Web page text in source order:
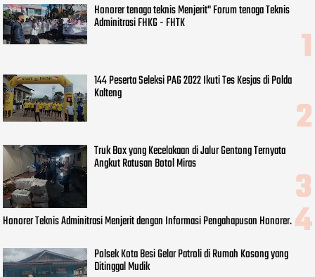
Honorer tenaga teknis Menjerit" Forum tenaga Teknis
Adminitrasi FHKG - FHTK
144 Peserta Seleksi PAG 2022 Ikuti Tes Kesjas di Polda
Kalteng
Truk Box yang Kecelakaan di Jalur Gentong Ternyata
Angkut Ratusan Botol Miras
Honorer Teknis Adminitrasi Menjerit dengan Informasi Pengahapusan Honorer.
Polsek Kota Besi Gelar Patroli di Rumah Kosong yang
Ditinggal Mudik